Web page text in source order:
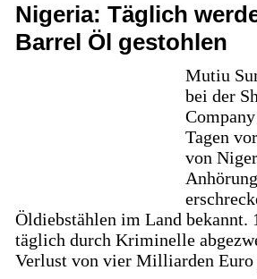
Nigeria: Täglich
Barrel Öl gestohlen
Mutiu
bei der
Tagen
von
Öldiebstählen im Land bekannt.
täglich durch Kriminelle
Verlust von vier Milliarden